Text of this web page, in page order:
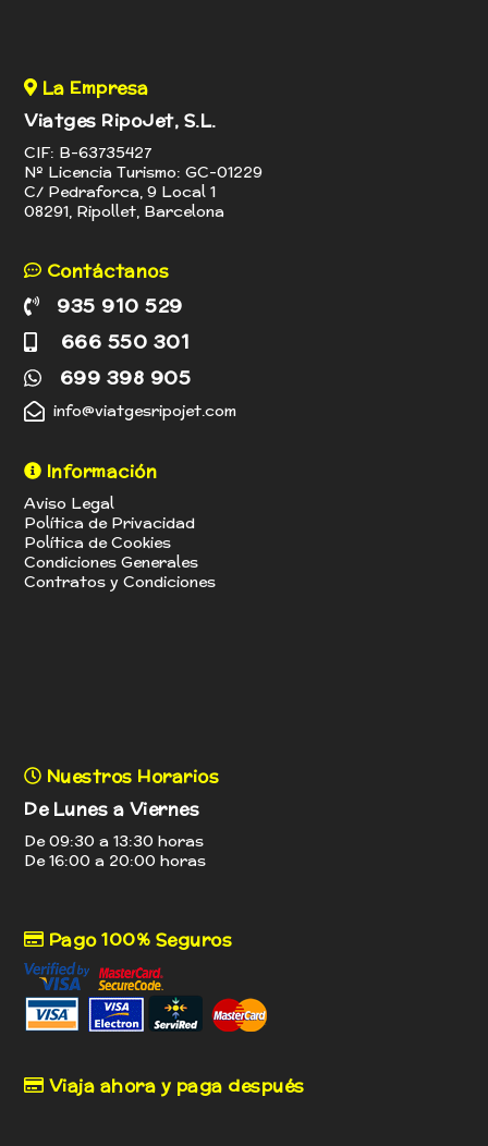
La Empresa
Viatges RipoJet, S.L.
CIF: B-63735427
Nº Licencia Turismo: GC-01229
C/ Pedraforca, 9 Local 1
08291, Ripollet, Barcelona
Contáctanos
935 910 529
666 550 301
699 398 905
info@viatgesripojet.com
Información
Aviso Legal
Política de Privacidad
Política de Cookies
Condiciones Generales
Contratos y Condiciones
Nuestros Horarios
De Lunes a Viernes
De 09:30 a 13:30 horas
De 16:00 a 20:00 horas
Pago 100% Seguros
Viaja ahora y paga después